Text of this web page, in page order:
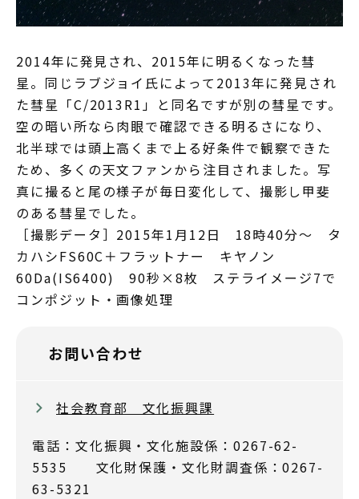
2014年に発見され、2015年に明るくなった彗
星。同じラブジョイ氏によって2013年に発見され
た彗星「C/2013R1」と同名ですが別の彗星です。
空の暗い所なら肉眼で確認できる明るさになり、
北半球では頭上高くまで上る好条件で観察できた
ため、多くの天文ファンから注目されました。写
真に撮ると尾の様子が毎日変化して、撮影し甲斐
のある彗星でした。
［撮影データ］2015年1月12日 18時40分～ タ
カハシFS60C＋フラットナー キヤノン
60Da(IS6400) 90秒×8枚 ステライメージ7で
コンポジット・画像処理
お問い合わせ
社会教育部 文化振興課
電話：文化振興・文化施設係：0267-62-
5535 文化財保護・文化財調査係：0267-
63-5321